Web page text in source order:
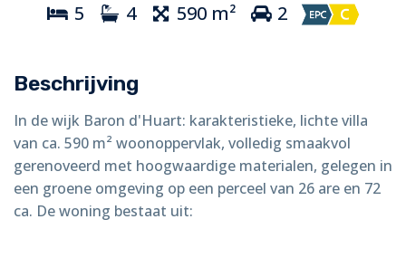
5 4 590 m² 2
Beschrijving
In de wijk Baron d'Huart: karakteristieke, lichte villa
van ca. 590 m² woonoppervlak, volledig smaakvol
gerenoveerd met hoogwaardige materialen, gelegen in
een groene omgeving op een perceel van 26 are en 72
ca. De woning bestaat uit: